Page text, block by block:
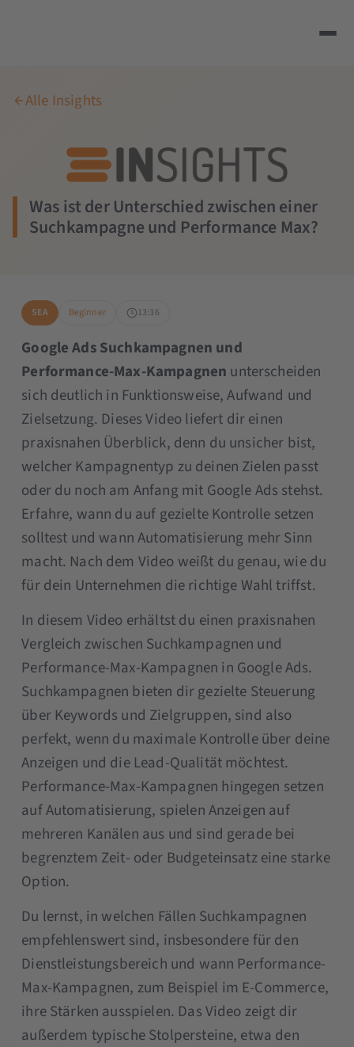
Alle Insights
Was ist der Unterschied zwischen einer
Suchkampagne und Performance Max?
SEA Beginner 13:36
Google Ads Suchkampagnen und
Performance-Max-Kampagnen unterscheiden
sich deutlich in Funktionsweise, Aufwand und
Zielsetzung. Dieses Video liefert dir einen
praxisnahen Überblick, denn du unsicher bist,
welcher Kampagnentyp zu deinen Zielen passt
oder du noch am Anfang mit Google Ads stehst.
Erfahre, wann du auf gezielte Kontrolle setzen
solltest und wann Automatisierung mehr Sinn
macht. Nach dem Video weißt du genau, wie du
für dein Unternehmen die richtige Wahl triffst.
In diesem Video erhältst du einen praxisnahen
Vergleich zwischen Suchkampagnen und
Performance-Max-Kampagnen in Google Ads.
Suchkampagnen bieten dir gezielte Steuerung
über Keywords und Zielgruppen, sind also
perfekt, wenn du maximale Kontrolle über deine
Anzeigen und die Lead-Qualität möchtest.
Performance-Max-Kampagnen hingegen setzen
auf Automatisierung, spielen Anzeigen auf
mehreren Kanälen aus und sind gerade bei
begrenztem Zeit- oder Budgeteinsatz eine starke
Option.
Du lernst, in welchen Fällen Suchkampagnen
empfehlenswert sind, insbesondere für den
Dienstleistungsbereich und wann Performance-
Max-Kampagnen, zum Beispiel im E-Commerce,
ihre Stärken ausspielen. Das Video zeigt dir
außerdem typische Stolpersteine, etwa den